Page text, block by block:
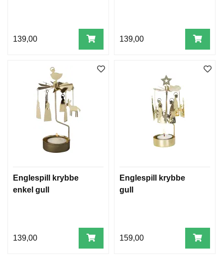
139,00 139,00
Englespill krybbe
enkel gull
139,00
Englespill krybbe
gull
159,00